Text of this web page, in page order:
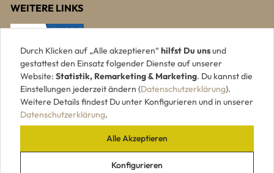
WEITERE LINKS
UNSERE ZAHLUNGSARTEN
Durch Klicken auf „Alle akzeptieren“ hilfst Du unsund
gestattest den Einsatz folgender Dienste auf unserer
Website: Statistik, Remarketing & Marketing. Du kannst die
Einstellungen jederzeit ändern (Datenschutzerklärung).
Weitere Details findest Du unter Konfigurieren und in unserer
Datenschutzerklärung.
Konfigurieren
Alle Akzeptieren